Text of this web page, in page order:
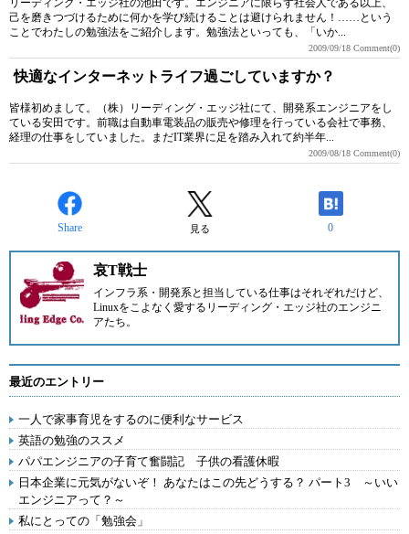
リーディング・エッジ社の池田です。エンジニアに限らず社会人である以上、
己を磨きつづけるために何かを学び続けることは避けられません！……という
ことでわたしの勉強法をご紹介します。勉強法といっても、「いか...
2009/09/18 Comment(0)
快適なインターネットライフ過ごしていますか？
皆様初めまして。（株）リーディング・エッジ社にて、開発系エンジニアをし
ている安田です。前職は自動車電装品の販売や修理を行っている会社で事務、
経理の仕事をしていました。まだIT業界に足を踏み入れて約半年...
2009/08/18 Comment(0)
Share 見る 0
哀T戦士
インフラ系・開発系と担当している仕事はそれぞれだけど、
Linuxをこよなく愛する リーディング・エッジ社のエンジニ
アたち。
最近のエントリー
一人で家事育児をするのに便利なサービス
英語の勉強のススメ
パパエンジニアの子育て奮闘記 子供の看護休暇
日本企業に元気がないぞ！ あなたはこの先どうする？ パート3 ～いい
エンジニアって？～
私にとっての「勉強会」